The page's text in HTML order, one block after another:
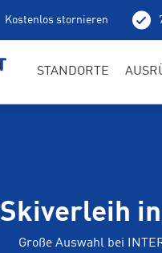
Kostenlos stornieren
STANDORTE
Skiverleih
Große Auswahl bei